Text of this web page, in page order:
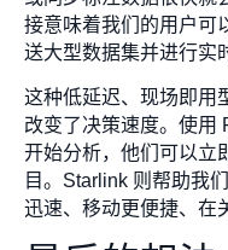
接意味着我们的用户可
送大型数据集并进行实
这种低延迟、现场即用
改变了决策速度。使用
开始分析，他们可以立
目。Starlink 则帮助我
迅速、移动更便捷、在